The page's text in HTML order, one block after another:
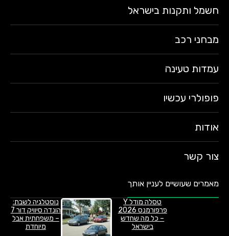
חשמל ותקנות בישראל
מבחני רכב
עמדות טעינה
פופולרי עכשיו
אודות
צור קשר
מאמרים שעושיים לעניין אותך
טסלה מודל Y
פרפורמנס 2026
– כל מה שחדש
בישראל
נוסטלגיה לשבת:
הונדה סיוויק דור 7
– משפחתית אבל
מיוחדת